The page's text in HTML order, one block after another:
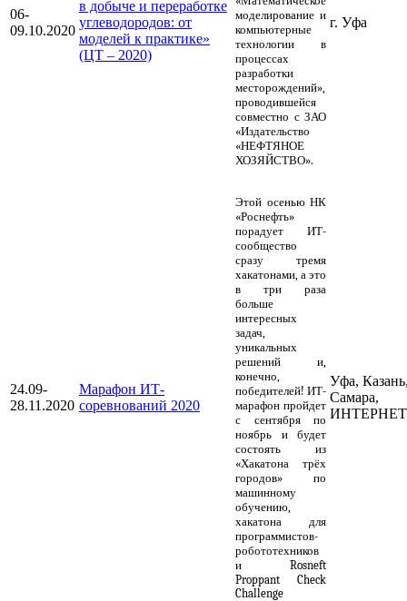
06-
09.10.2020
в добыче и переработке
углеводородов: от
моделей к практике»
(ЦТ – 2020)
моделирование и
компьютерные
технологии в
процессах
разработки
месторождений»,
проводившейся
совместно с ЗАО
«Издательство
«НЕФТЯНОЕ
ХОЗЯЙСТВО».
г. Уфа
24.09-
28.11.2020
Марафон ИТ-
соревнований 2020
Этой осенью НК
«Роснефть»
порадует ИТ-
сообщество
сразу тремя
хакатонами, а это
в три раза
больше
интересных
задач,
уникальных
решений и,
конечно,
победителей! ИТ-
марафон пройдет
с сентября по
ноябрь и будет
состоять из
«Хакатона трёх
городов» по
машинному
обучению,
хакатона для
программистов-
робототехников
и Rosneft
Proppant Check
Challenge
Уфа,
Самара,
ИНТЕРНЕТ